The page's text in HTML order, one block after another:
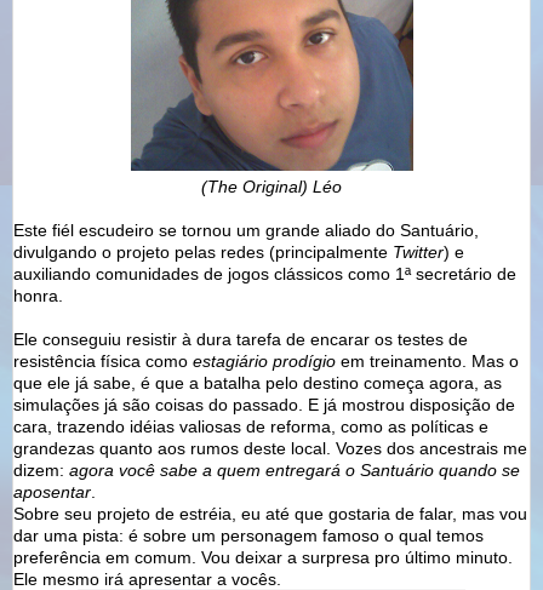
(The Original) Léo
Este fiél escudeiro se tornou um grande aliado do Santuário,
divulgando o projeto pelas redes (principalmente Twitter) e
auxiliando comunidades de jogos clássicos como 1ª secretário de
honra.
Ele conseguiu resistir à dura tarefa de encarar os testes de
resistência física como estagiário prodígio em treinamento. Mas o
que ele já sabe, é que a batalha pelo destino começa agora, as
simulações já são coisas do passado. E já mostrou disposição de
cara, trazendo idéias valiosas de reforma, como as políticas e
grandezas quanto aos rumos deste local. Vozes dos ancestrais me
dizem: agora você sabe a quem entregará o Santuário quando se
aposentar
Sobre seu projeto de estréia, eu até que gostaria de falar, mas vou
dar uma pista: é sobre um personagem famoso o qual temos
preferência em comum. Vou deixar a surpresa pro último minuto.
Ele mesmo irá apresentar a vocês.